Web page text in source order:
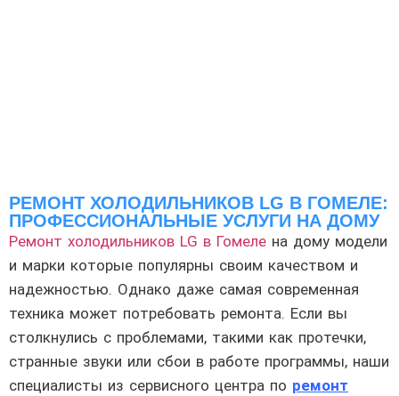
РЕМОНТ ХОЛОДИЛЬНИКОВ LG В ГОМЕЛЕ:
ПРОФЕССИОНАЛЬНЫЕ УСЛУГИ НА ДОМУ
Ремонт холодильников LG в Гомеле на дому модели
и марки которые популярны своим качеством и
надежностью. Однако даже самая современная
техника может потребовать ремонта. Если вы
столкнулись с проблемами, такими как протечки,
странные звуки или сбои в работе программы, наши
специалисты из сервисного центра по ремонт